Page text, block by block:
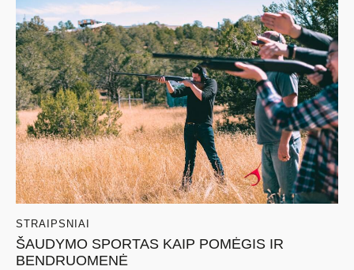
STRAIPSNIAI
ŠAUDYMO SPORTAS KAIP POMĖGIS IR
BENDRUOMENĖ